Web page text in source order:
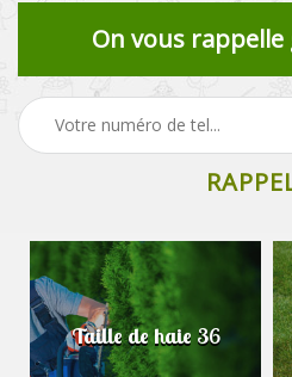
On vous
Taille de haie 36